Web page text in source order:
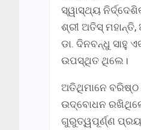
ସ୍ୱାସ୍ଥ୍ୟ
ଶ୍ରୀ ଅତିସ୍ ମହାନ୍ତି,
ଡା. ଦିନବନ୍ଧୁ ସାହୁ
ଉପସ୍ଥିତ ଥିଲେ।
ଅତିଥିମାନେ ବରିଷ୍ଠ
ଉଦ୍ବୋଧନ
ଗୁରୁତ୍ୱପୂର୍ଣ୍ଣ